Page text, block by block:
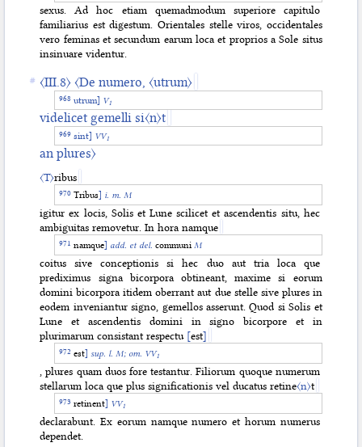
sexus. Ad hoc etiam quemadmodum superiore capitulo
familiarius est digestum. Orientales stelle viros, occidentales
vero feminas et secundum earum loca et proprios a Sole situs
insinuare videntur.
〈III.8〉 〈De numero,〈utrum〉
utrum] V1
videlicet gemelli si〈n〉t
sint] VV1
an plures〉
〈T〉ribus
Tribus] i. m. M
igitur ex locis, Solis et Lune scilicet et ascendentis situ, hec
ambiguitas removetur. In hora namque
namque] add. et del. communiM
coitus sive conceptionis si hec duo aut tria loca que
prediximus signa bicorpora obtineant, maxime si eorum
domini bicorpora itidem oberrant aut due stelle sive plures in
eodem inveniantur signo, gemellos asserunt. Quod si Solis et
Lune et ascendentis domini in signo bicorpore et in
plurimarum consistant respectu [est]
est] sup. l. M; om. VV1
, plures quam duos fore testantur. Filiorum quoque numerum
stellarum loca que plus significationis vel ducatus retine〈n〉t
retinent] VV1
declarabunt. Ex eorum namque numero et horum numerus
dependet.